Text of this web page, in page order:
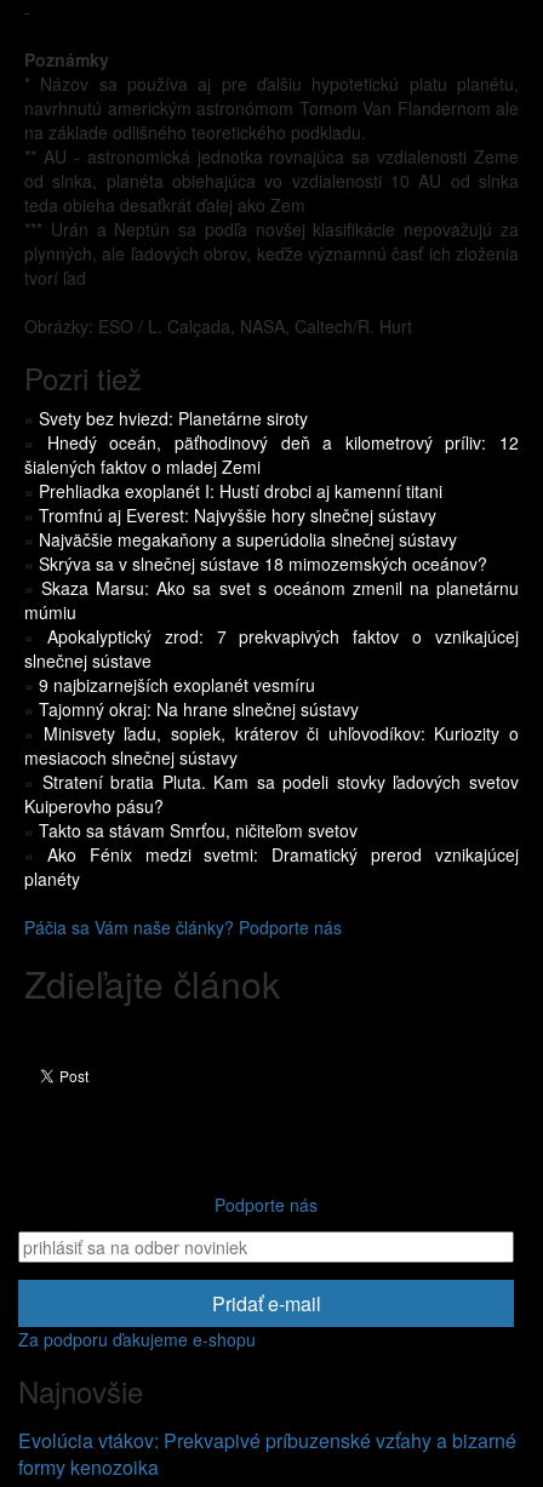
-
Poznámky
* Názov sa používa aj pre ďalšiu hypotetickú piatu planétu,
navrhnutú americkým astronómom Tomom Van Flandernom ale
na základe odlišného teoretického podkladu.
** AU - astronomická jednotka rovnajúca sa vzdialenosti Zeme
od slnka, planéta obiehajúca vo vzdialenosti 10 AU od slnka
teda obieha desaťkrát ďalej ako Zem
*** Urán a Neptún sa podľa novšej klasifikácie nepovažujú za
plynných, ale ľadových obrov, keďže významnú časť ich zloženia
tvorí ľad
Obrázky: ESO / L. Calçada, NASA, Caltech/R. Hurt
Pozri tiež
» Svety bez hviezd: Planetárne siroty
» Hnedý oceán, päťhodinový deň a kilometrový príliv: 12
šialených faktov o mladej Zemi
» Prehliadka exoplanét I: Hustí drobci aj kamenní titani
» Tromfnú aj Everest: Najvyššie hory slnečnej sústavy
» Najväčšie megakaňony a superúdolia slnečnej sústavy
» Skrýva sa v slnečnej sústave 18 mimozemských oceánov?
»Skaza Marsu: Ako sa svet s oceánom zmenil na planetárnu
múmiu
» Apokalyptický zrod: 7 prekvapivých faktov o vznikajúcej
slnečnej sústave
» 9 najbizarnejších exoplanét vesmíru
» Tajomný okraj: Na hrane slnečnej sústavy
» Minisvety ľadu, sopiek, kráterov či uhľovodíkov: Kuriozity o
mesiacoch slnečnej sústavy
» Stratení bratia Pluta. Kam sa podeli stovky ľadových svetov
Kuiperovho pásu?
» Takto sa stávam Smrťou, ničiteľom svetov
» Ako Fénix medzi svetmi: Dramatický prerod vznikajúcej
planéty
Páčia sa Vám naše články? Podporte nás
Zdieľajte článok
Podporte nás
Pridať e-mail
Za podporu ďakujeme e-shopu
Najnovšie
Evolúcia vtákov: Prekvapivé príbuzenské vzťahy a bizarné
formy kenozoika